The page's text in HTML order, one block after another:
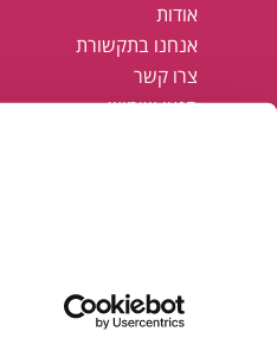
אודות
אנחנו בתקשורת
צרו קשר
תנאי שימוש
FAMING#